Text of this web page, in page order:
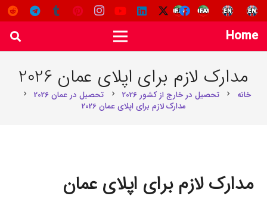
Home
مدارک لازم برای اپلای عمان 2026
خانه chevron_right تحصیل در خارج از کشور 2026 chevron_right تحصیل در عمان 2026 chevron_right
مدارک لازم برای اپلای عمان 2026
مدارک لازم برای اپلای عمان